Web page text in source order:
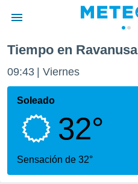
de
ha
calidad.
a este
las
Tiempo en Ravanusa
09:43 Viernes
Soleado
32°
Sensación de 32°